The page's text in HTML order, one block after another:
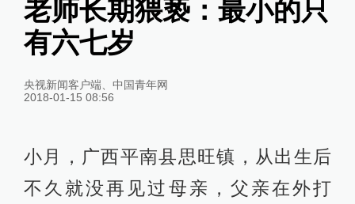
老师长期猥亵：最小的只
有六七岁
央视新闻客户端、中国青年网
2018-01-15 08:56
小月，广西平南县思旺镇，从出生后
不久就没再见过母亲，父亲在外打